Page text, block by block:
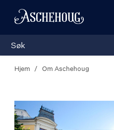
Hjem Om Aschehoug